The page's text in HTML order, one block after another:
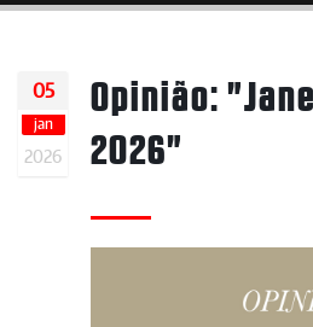
05
jan
2026
Opinião:
2026"